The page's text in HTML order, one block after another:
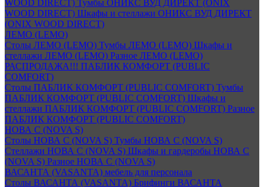
WOOD DIRECT) Тумбы ОНИКС ВУД ДИРЕКТ (ONIX
WOOD DIRECT) Шкафы и стеллажи ОНИКС ВУД ДИРЕКТ
(ONIX WOOD DIRECT)
ЛЕМО (LEMO)
Столы ЛЕМО (LEMO) Тумбы ЛЕМО (LEMO) Шкафы и
стеллажи ЛЕМО (LEMO) Разное ЛЕМО (LEMO)
РАСПРОДАЖА!!! ПАБЛИК КОМФОРТ (PUBLIC
COMFORT)
Столы ПАБЛИК КОМФОРТ (PUBLIC COMFORT) Тумбы
ПАБЛИК КОМФОРТ (PUBLIC COMFORT) Шкафы и
стеллажи ПАБЛИК КОМФОРТ (PUBLIC COMFORT) Разное
ПАБЛИК КОМФОРТ (PUBLIC COMFORT)
НОВА С (NOVA S)
Столы НОВА С (NOVA S) Тумбы НОВА С (NOVA S)
Стеллажи НОВА С (NOVA S) Шкафы и гардеробы НОВА С
(NOVA S) Разное НОВА С (NOVA S)
ВАСАНТА (VASANTA) мебель для персонала
Столы ВАСАНТА (VASANTA) Брифинги ВАСАНТА